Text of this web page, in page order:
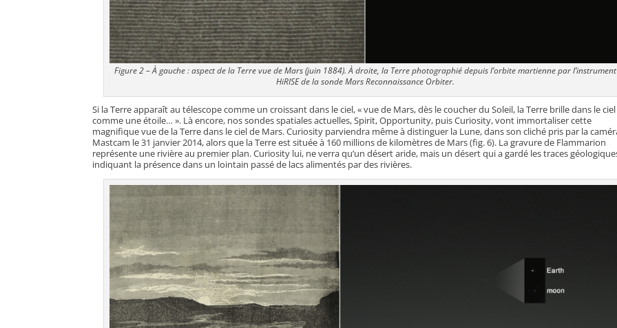
Figure 2 – À gauche : aspect de la Terre vue de Mars (juin 1884). À droite, la Terre photographié depuis l’orbite martienne par l’instrument
HiRISE de la sonde Mars Reconnaissance Orbiter.
Si la Terre apparaît au télescope comme un croissant dans le ciel, « vue de Mars, dès le coucher du Soleil, la Terre brille dans le ciel
comme une étoile… ». Là encore, nos sondes spatiales actuelles, Spirit, Opportunity, puis Curiosity, vont immortaliser cette
magnifique vue de la Terre dans le ciel de Mars. Curiosity parviendra même à distinguer la Lune, dans son cliché pris par la
Mastcam le 31 janvier 2014, alors que la Terre est située à 160 millions de kilomètres de Mars (fig. 6). La gravure de Flammarion
représente une rivière au premier plan. Curiosity lui, ne verra qu’un désert aride, mais un désert qui a gardé les traces
indiquant la présence dans un lointain passé de lacs alimentés par des rivières.